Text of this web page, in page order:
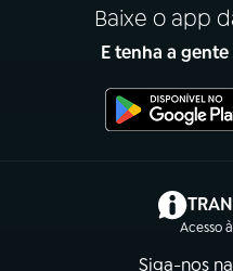
Baixe o app
E tenha a
Acesso
Siga-nos